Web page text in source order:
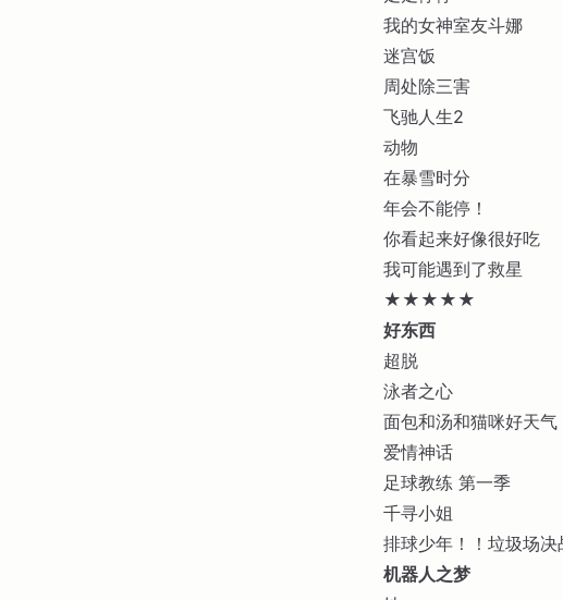
我的女神室友斗娜
迷宫饭
周处除三害
飞驰人生2
动物
在暴雪时分
年会不能停！
你看起来好像很好吃
我可能遇到了救星
★★★★★
好东西
超脱
泳者之心
面包和汤和猫咪好天气
爱情神话
足球教练 第一季
千寻小姐
排球少年！！垃圾场决
机器人之梦